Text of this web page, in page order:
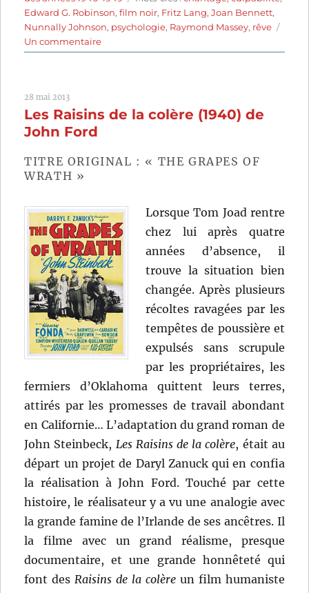
Edward G. Robinson,film noir, Fritz Lang,Joan Bennett,
Nunnally Johnson, psychologie, Raymond Massey, rêve
Un commentairesur
La
(1944)
Lang
28 mai 2013
Les Raisins de la colère (1940) de
John Ford
TITRE ORIGINAL : « THE GRAPES OF
WRATH »
Lorsque Tom Joad rentre
chez lui après quatre
années d’absence, il
trouve la situation bien
changée. Après plusieurs
récoltes ravagées par les
tempêtes de poussière et
expulsés sans scrupule
par les propriétaires, les
fermiers d’Oklahoma quittent leurs terres,
attirés par les promesses de travail abondant
en Californie… L’adaptation du grand roman de
John Steinbeck, Les Raisins de la colère, était au
départ un projet de Daryl Zanuck qui en confia
la réalisation à John Ford. Touché par cette
histoire, le réalisateur y a vu une analogie avec
la grande famine de l’Irlande de ses ancêtres. Il
la filme avec un grand réalisme, presque
documentaire, et une grande honnêteté qui
font desRaisins de la colèreun film humaniste